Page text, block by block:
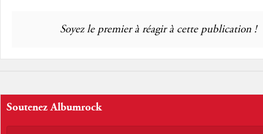
Soyez le premier à réagir à cette publication !
Soutenez Albumrock